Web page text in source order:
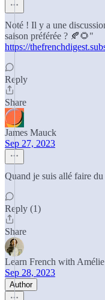
Noté ! Il y a une
saison préférée ? 🍂🌻"
https://
Reply
Share
James Mauck
Sep 27, 2023
Quand je suis allé faire
Reply (1)
Share
Learn French with Amélie
Sep 28, 2023
Author